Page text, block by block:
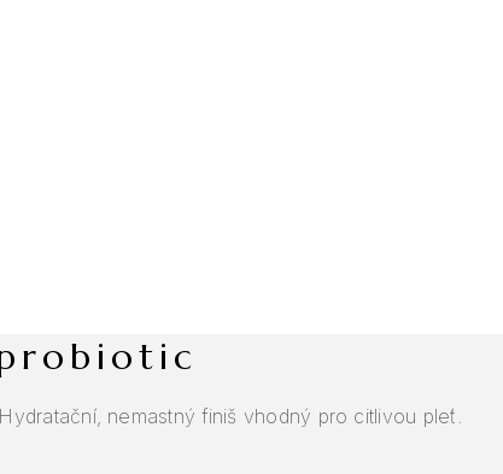
nemastný finiš vhodný pro citlivou pleť.